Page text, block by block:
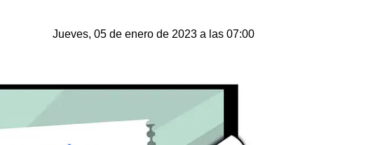
Jueves, 05 de enero de 2023 a las 07:00